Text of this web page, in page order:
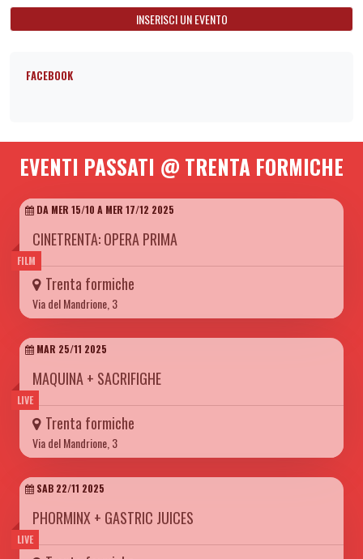
INSERISCI UN EVENTO
FACEBOOK
EVENTI PASSATI @ TRENTA FORMICHE
FILM
DA MER 15/10 A MER 17/12 2025
CINETRENTA: OPERA PRIMA
Trenta formiche
Via del Mandrione, 3
LIVE
MAR 25/11 2025
MAQUINA + SACRIFIGHE
Trenta formiche
Via del Mandrione, 3
LIVE
SAB 22/11 2025
PHORMINX + GASTRIC JUICES